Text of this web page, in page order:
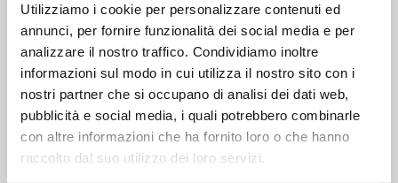
Utilizziamo i cookie per personalizzare contenuti ed
annunci, per fornire funzionalità dei social media e per
analizzare il nostro traffico. Condividiamo inoltre
informazioni sul modo in cui utilizza il nostro sito con i
nostri partner che si occupano di analisi dei dati web,
pubblicità e social media, i quali potrebbero combinarle
con altre informazioni che ha fornito loro o che hanno
raccolto dal suo utilizzo dei loro servizi.